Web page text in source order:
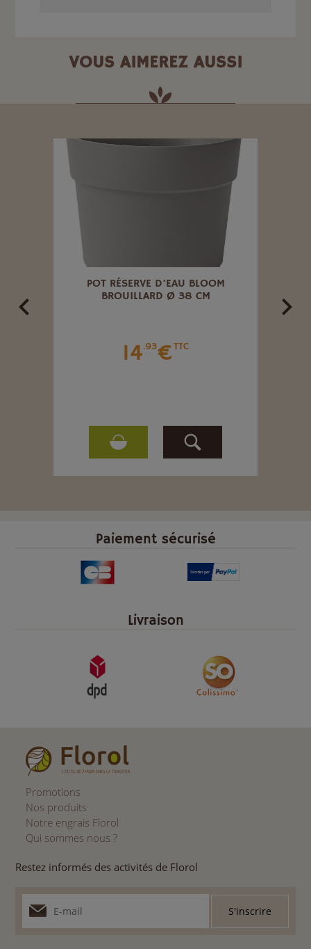
VOUS AIMEREZ AUSSI
POT RÉSERVE D'EAU BLOOM
BROUILLARD Ø 38 CM
14.93€TTC
Paiement sécurisé
Livraison
Promotions
Nos produits
Notre engrais Florol
Qui sommes nous ?
Restez informés des activités de Florol